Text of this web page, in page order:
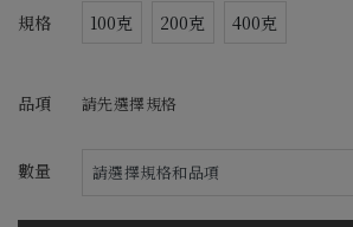
規格 100克 200克 400克
品項 請先選擇規格
數量